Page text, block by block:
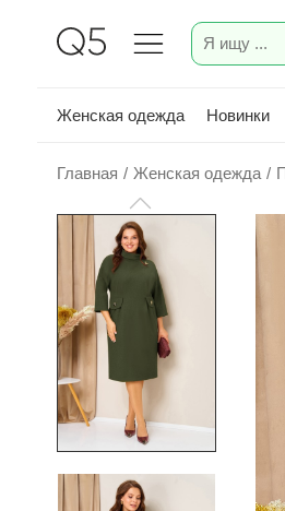
Женская одежда Новинки
Главная / Женская одежда /